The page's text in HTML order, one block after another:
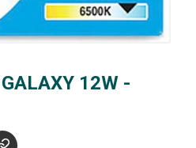
12W -